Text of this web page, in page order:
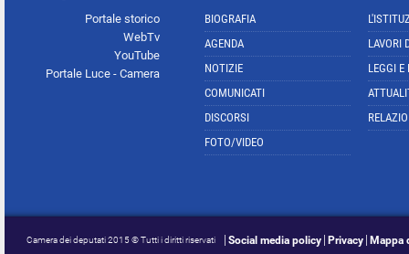
Portale storico
WebTv
YouTube
Portale Luce - Camera
BIOGRAFIA
AGENDA
NOTIZIE
COMUNICATI
DISCORSI
FOTO/VIDEO
LAVORI
LEGGI E
Camera dei deputati 2015 © Tutti i diritti riservati Social media policy Privacy Mappa